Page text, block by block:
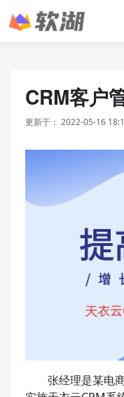
CRM客户
更新于： 2022-05-16
张经理是某电商